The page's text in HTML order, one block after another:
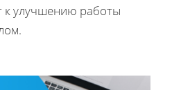
к улучшению работы